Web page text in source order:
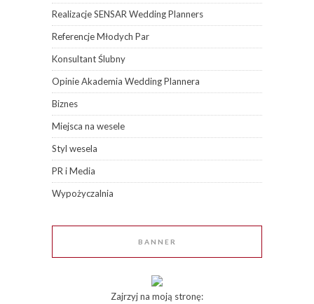
Realizacje SENSAR Wedding Planners
Referencje Młodych Par
Konsultant Ślubny
Opinie Akademia Wedding Plannera
Biznes
Miejsca na wesele
Styl wesela
PR i Media
Wypożyczalnia
BANNER
Zajrzyj na moją stronę: